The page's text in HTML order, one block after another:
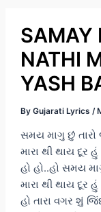
SAMAY
NATHI
YASH
By Gujarati Lyrics /
સમય માગુ છું તારો
મારા થી થાય દૂર
હો હો..હો સમય
મારા થી થાય દૂર
હો તારા વગર શું